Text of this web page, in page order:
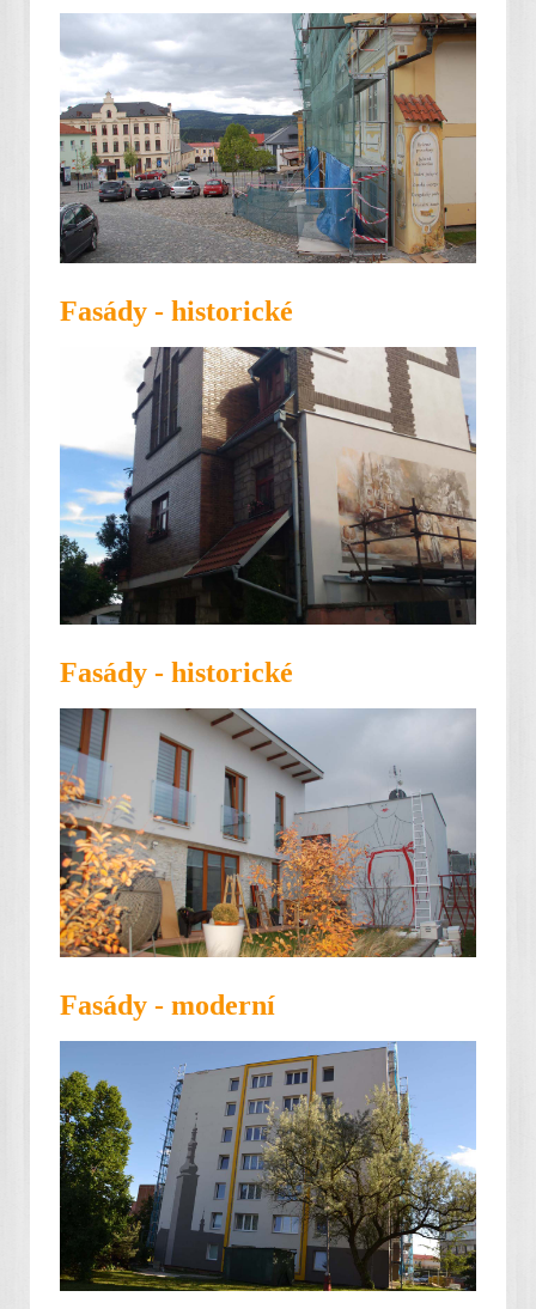
Fasády - historické
Fasády - historické
Fasády - moderní